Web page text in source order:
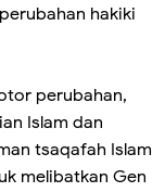
hakiki
perubahan,
Islam dan
tsaqafah Islam
melibatkan Gen